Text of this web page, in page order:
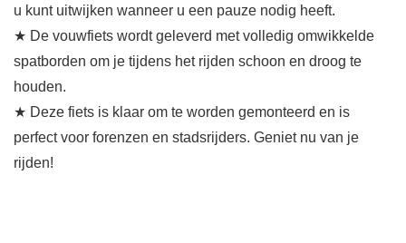
u kunt uitwijken wanneer u een pauze nodig heeft.
★ De vouwfiets wordt geleverd met volledig omwikkelde
spatborden om je tijdens het rijden schoon en droog te
houden.
★ Deze fiets is klaar om te worden gemonteerd en is
perfect voor forenzen en stadsrijders. Geniet nu van je
rijden!